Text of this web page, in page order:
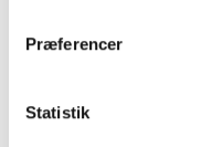
Præferencer
Statistik